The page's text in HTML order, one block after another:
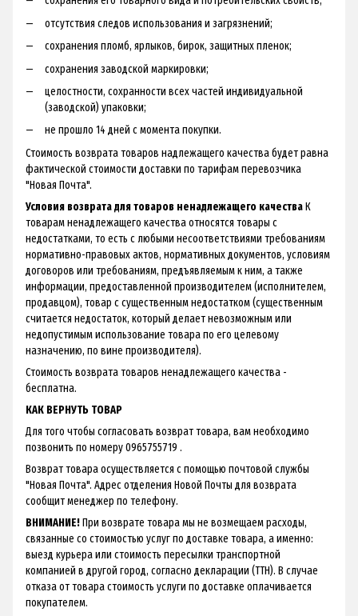
отсутствия следов использования и загрязнений;
сохранения пломб, ярлыков, бирок, защитных пленок;
сохранения заводской маркировки;
целостности, сохранности всех частей индивидуальной
(заводской) упаковки;
не прошло 14 дней с момента покупки.
Стоимость возврата товаров надлежащего качества будет равна
фактической стоимости доставки по тарифам перевозчика
"Новая Почта".
Условия возврата для товаров ненадлежащего качестваК
товарам ненадлежащего качества относятся товары с
недостатками, то есть с любыми несоответствиями требованиям
нормативно-правовых актов, нормативных документов, условиям
договоров или требованиям, предъявляемым к ним, а также
информации, предоставленной производителем (исполнителем,
продавцом), товар с существенным недостатком (существенным
считается недостаток, который делает невозможным или
недопустимым использование товара по его целевому
назначению, по вине производителя).
Стоимость возврата товаров ненадлежащего качества -
бесплатна.
КАК ВЕРНУТЬ ТОВАР
Для того чтобы согласовать возврат товара, вам необходимо
позвонить по номеру 0965755719 .
Возврат товара осуществляется с помощью почтовой службы
"Новая Почта". Адрес отделения Новой Почты для возврата
сообщит менеджер по телефону.
ВНИМАНИЕ!При возврате товара мы не возмещаем расходы,
связанные со стоимостью услуг по доставке товара, а именно:
выезд курьера или стоимость пересылки транспортной
компанией в другой город, согласно декларации (ТТН). В случае
отказа от товара стоимость услуги по доставке оплачивается
покупателем.